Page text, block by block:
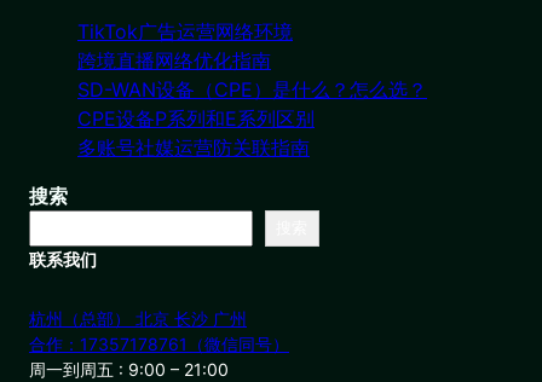
TikTok广告运营网络环境
跨境直播网络优化指南
SD-WAN设备（CPE）是什么？怎么选？
CPE设备P系列和E系列区别
多账号社媒运营防关联指南
搜索
联系我们
杭州（总部） 北京 长沙 广州
合作：17357178761（微信同号）
周一到周五 : 9:00 – 21:00